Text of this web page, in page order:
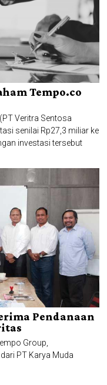
Tempo.co
Veritra Sentosa
senilai Rp27,3 miliar ke
investasi tersebut
Pendanaan
Group,
PT Karya Muda